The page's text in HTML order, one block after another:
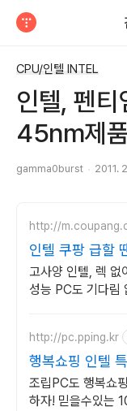
CPU/인텔 INTEL
인텔, 펜
45nm제
gamma0burst 2011.
http://
인텔 쿠팡 급할
고사양 인텔, 렉 없
성능 PC도 기다림
http://pc.pping.kr
행복쇼핑 인텔
매매보호
조립PC도 행복쇼
하자! 믿을수있는